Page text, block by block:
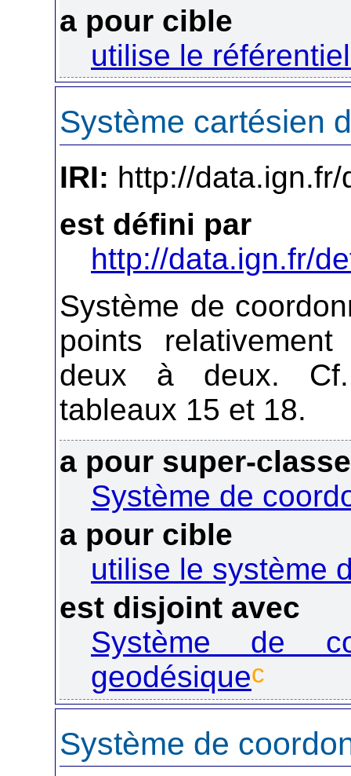
a pour cible
utilise le
Système cartésien
IRI: http://
est défini par
http://data.ign.fr/
Système de
points
deux à deux. Cf.
tableaux 15 et 18.
a pour super-
Système de
a pour cible
utilise le système
est disjoint avec
Système de
geodésiquec
Système de